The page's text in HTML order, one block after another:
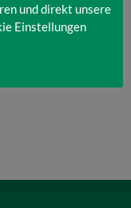
und direkt unsere
Einstellungen